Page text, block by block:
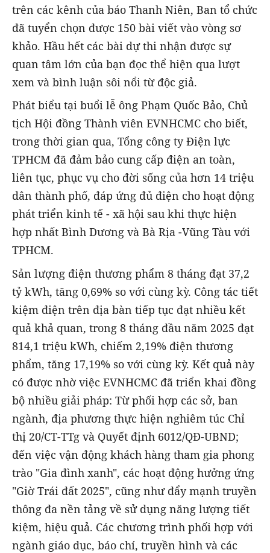
trên các kênh của báo Thanh Niên, Ban tổ chức
đã tuyển chọn được 150 bài viết vào vòng sơ
khảo. Hầu hết các bài dự thi nhận được sự
quan tâm lớn của bạn đọc thể hiện qua lượt
xem và bình luận sôi nổi từ độc giả.
Phát biểu tại buổi lễ ông Phạm Quốc Bảo, Chủ
tịch Hội đồng Thành viên EVNHCMC cho biết,
trong thời gian qua, Tổng công ty Điện lực
TPHCM đã đảm bảo cung cấp điện an toàn,
liên tục, phục vụ cho đời sống của hơn 14 triệu
dân thành phố, đáp ứng đủ điện cho hoạt động
phát triển kinh tế - xã hội sau khi thực hiện
hợp nhất Bình Dương và Bà Rịa -Vũng Tàu với
TPHCM.
Sản lượng điện thương phẩm 8 tháng đạt 37,2
tỷ kWh, tăng 0,69% so với cùng kỳ. Công tác tiết
kiệm điện trên địa bàn tiếp tục đạt nhiều kết
quả khả quan, trong 8 tháng đầu năm 2025 đạt
814,1 triệu kWh, chiếm 2,19% điện thương
phẩm, tăng 17,19% so với cùng kỳ. Kết quả này
có được nhờ việc EVNHCMC đã triển khai đồng
bộ nhiều giải pháp: Từ phối hợp các sở, ban
ngành, địa phương thực hiện nghiêm túc Chỉ
thị 20/CT-TTg và Quyết định 6012/QĐ-UBND;
đến việc vận động khách hàng tham gia phong
trào "Gia đình xanh", các hoạt động hưởng ứng
"Giờ Trái đất 2025", cũng như đẩy mạnh truyền
thông đa nền tảng về sử dụng năng lượng tiết
kiệm, hiệu quả. Các chương trình phối hợp với
ngành giáo dục, báo chí, truyền hình và các